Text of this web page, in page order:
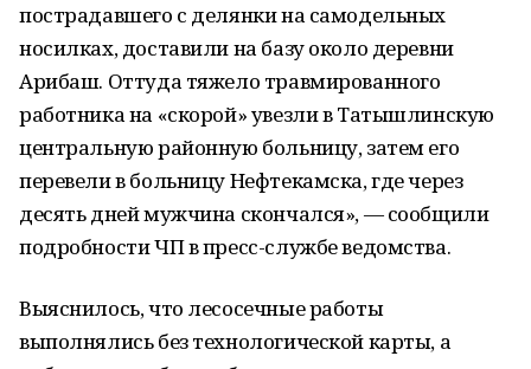
пострадавшего с делянки на самодельных
носилках, доставили на базу около деревни
Арибаш. Оттуда тяжело травмированного
работника на «скорой» увезли в Татышлинскую
центральную районную больницу, затем его
перевели в больницу Нефтекамска, где через
десять дней мужчина скончался», — сообщили
подробности ЧП в пресс-службе ведомства.
Выяснилось, что лесосечные работы
выполнялись без технологической карты, а